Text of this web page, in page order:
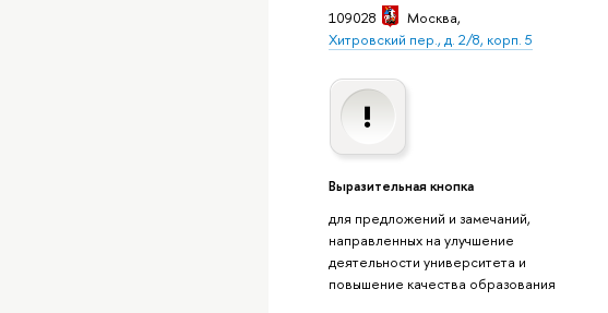
109028
Москва,
Хитровский пер., д. 2/8, корп. 5
Выразительная кнопка
для предложений и замечаний,
направленных на улучшение
деятельности университета и
повышение качества образования